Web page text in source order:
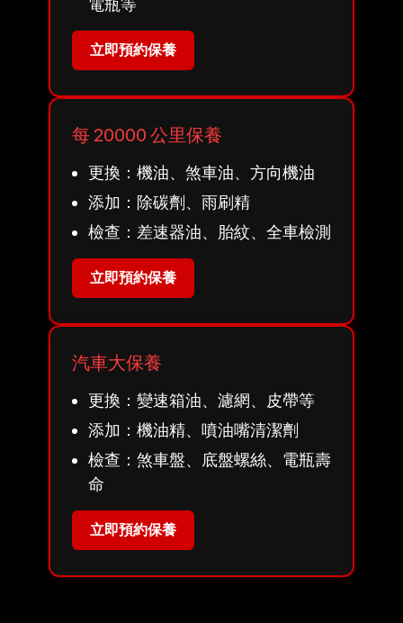
電瓶等
立即預約保養
每 20000 公里保養
更換：機油、煞車油、方向機油
添加：除碳劑、雨刷精
檢查：差速器油、胎紋、全車檢測
立即預約保養
汽車大保養
更換：變速箱油、濾網、皮帶等
添加：機油精、噴油嘴清潔劑
檢查：煞車盤、底盤螺絲、電瓶壽
命
立即預約保養